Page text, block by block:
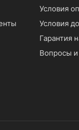
Условия
Условия
Гарантия
Вопросы